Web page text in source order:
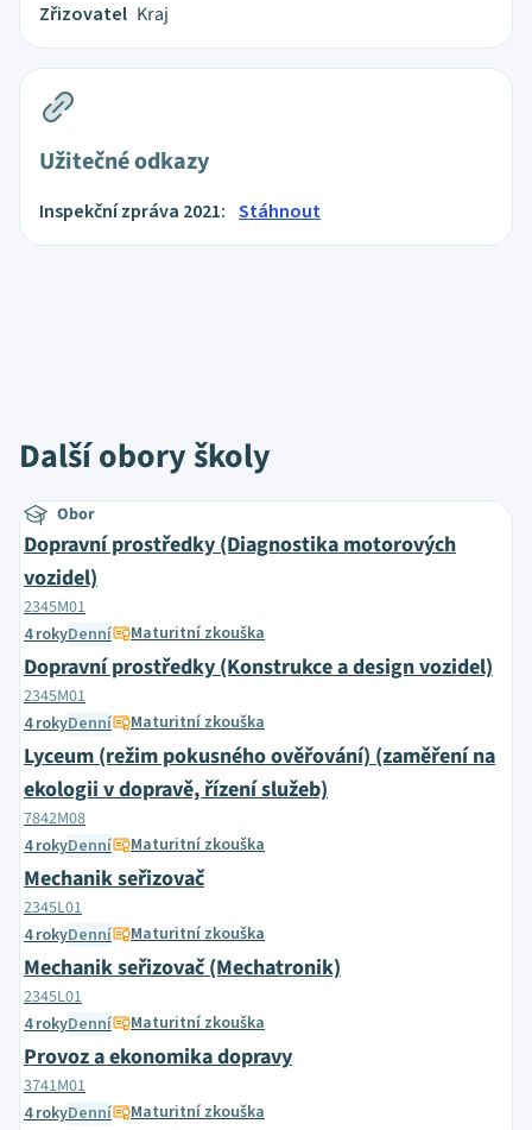
Zřizovatel Kraj
Užitečné odkazy
Inspekční zpráva 2021: Stáhnout
Další obory školy
Obor
Dopravní prostředky (Diagnostika motorových
vozidel)
2345M01
4 rokyDenní Maturitní zkouška
Dopravní prostředky (Konstrukce a design vozidel)
2345M01
4 rokyDenní Maturitní zkouška
Lyceum (režim pokusného ověřování) (zaměření na
ekologii v dopravě, řízení služeb)
7842M08
4 rokyDenní Maturitní zkouška
Mechanik seřizovač
2345L01
4 rokyDenní Maturitní zkouška
Mechanik seřizovač (Mechatronik)
2345L01
4 rokyDenní Maturitní zkouška
Provoz a ekonomika dopravy
3741M01
4 rokyDenní Maturitní zkouška